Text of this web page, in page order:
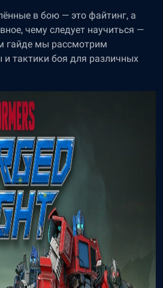
в бою — это файтинг, а
чему следует научиться —
гайде мы рассмотрим
тактики боя для различных